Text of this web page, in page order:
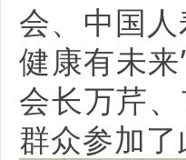
会、中国
健康有未
会长万芹
群众参加了